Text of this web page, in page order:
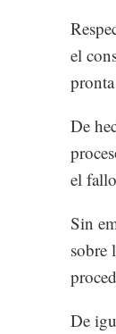
el
De
el
Sin
sobre
De